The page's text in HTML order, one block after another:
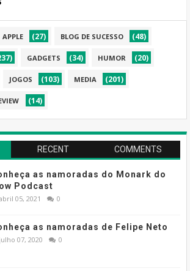
APPLE (27) BLOG DE SUCESSO (48)
GADGETS (34) HUMOR (20)
JOGOS (103) MEDIA (201)
(14)
RECENT COMMENTS
as namoradas do Monark do
Podcast
05, 2021 0
as namoradas de Felipe Neto
julho 07, 2020 0